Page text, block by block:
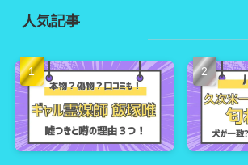
人気記事